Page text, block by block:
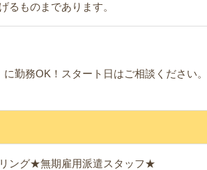
るものまであります。
勤務OK！スタート日はご相談ください
ング★無期雇用派遣スタッフ★